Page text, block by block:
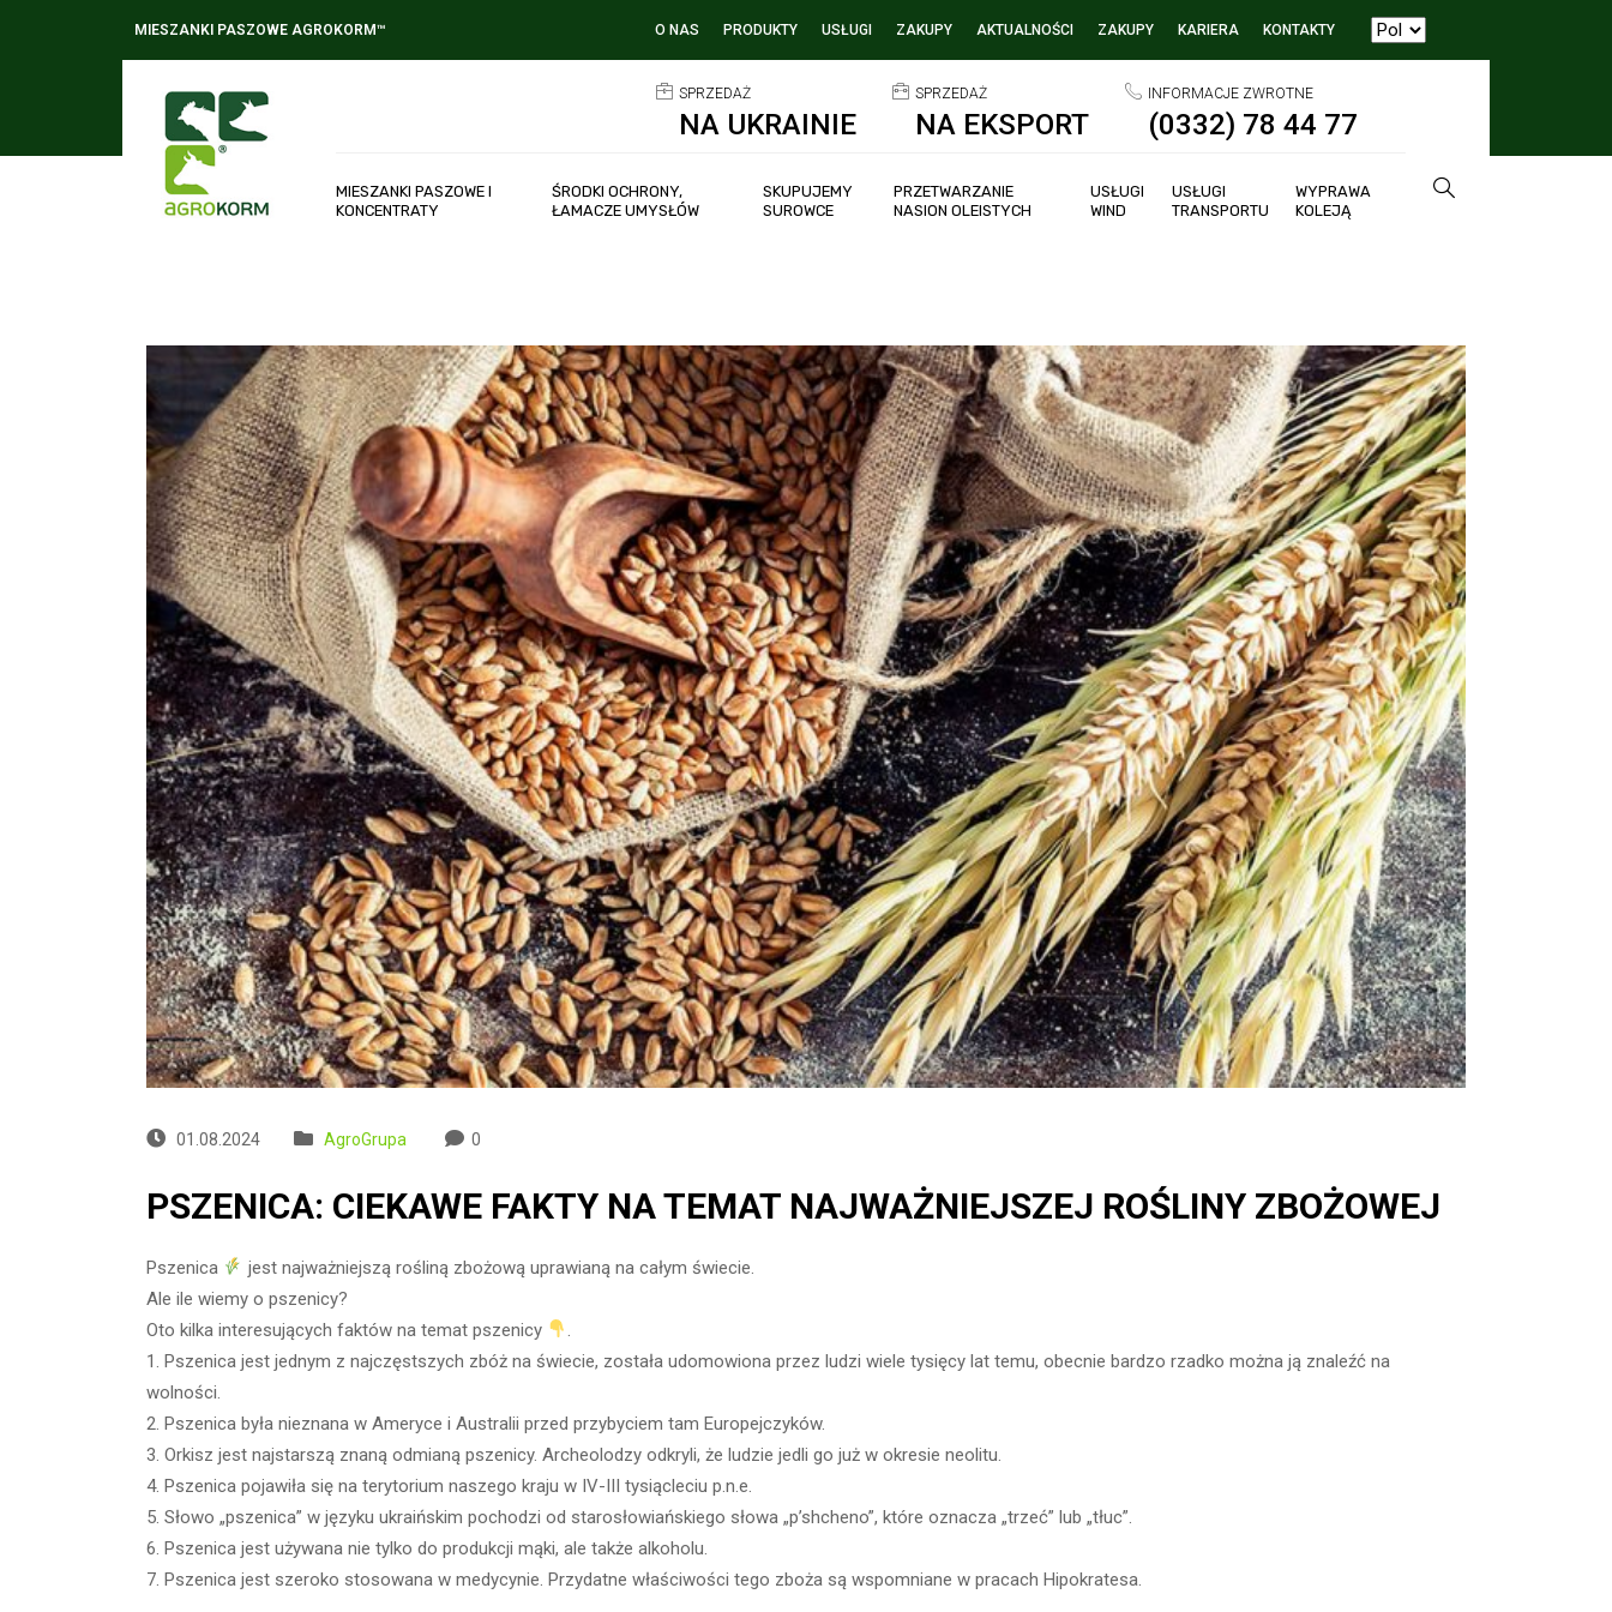
MIESZANKI PASZOWE AGROKORM™ O NAS PRODUKTY USŁUGI ZAKUPY AKTUALNOŚCI ZAKUPY KARIERA KONTAKTY
SPRZEDAŻ
NA UKRAINIE
SPRZEDAŻ
NA EKSPORT
INFORMACJE ZWROTNE
(0332) 78 44 77
MIESZANKI PASZOWE I
KONCENTRATY
ŚRODKI OCHRONY,
ŁAMACZE UMYSŁÓW
SKUPUJEMY
SUROWCE
PRZETWARZANIE
NASION OLEISTYCH
USŁUGI
WIND
USŁUGI
TRANSPORTU
WYPRAWA
KOLEJĄ
01.08.2024 AgroGrupa 0
PSZENICA: CIEKAWE FAKTY NA TEMAT NAJWAŻNIEJSZEJ ROŚLINY ZBOŻOWEJ
Pszenica
jest najważniejszą rośliną zbożową uprawianą na całym świecie.
Ale ile wiemy o pszenicy?
Oto kilka interesujących faktów na temat pszenicy
.
1. Pszenica jest jednym z najczęstszych zbóż na świecie, została udomowiona przez ludzi wiele tysięcy lat temu, obecnie bardzo rzadko można ją znaleźć na
wolności.
2. Pszenica była nieznana w Ameryce i Australii przed przybyciem tam Europejczyków.
3. Orkisz jest najstarszą znaną odmianą pszenicy. Archeolodzy odkryli, że ludzie jedli go już w okresie neolitu.
4. Pszenica pojawiła się na terytorium naszego kraju w IV-III tysiącleciu p.n.e.
5. Słowo „pszenica” w języku ukraińskim pochodzi od starosłowiańskiego słowa „p’shcheno”, które oznacza „trzeć” lub „tłuc”.
6. Pszenica jest używana nie tylko do produkcji mąki, ale także alkoholu.
7. Pszenica jest szeroko stosowana w medycynie. Przydatne właściwości tego zboża są wspomniane w pracach Hipokratesa.